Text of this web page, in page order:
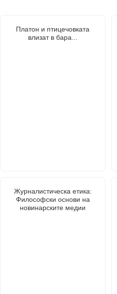
Платон и птицечовката
влизат в бара...
Журналистическа етика:
Философски основи на
новинарските медии